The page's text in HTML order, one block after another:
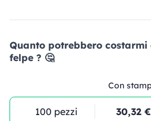
Quanto potrebbero costarmi
felpe ? 🤔
Con
100 pezzi 30,32 €